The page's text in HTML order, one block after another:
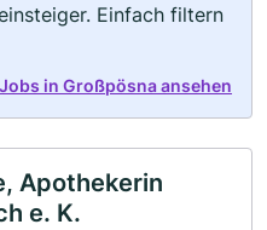
Einfach filtern
in Großpösna ansehen
Apothekerin
e. K.